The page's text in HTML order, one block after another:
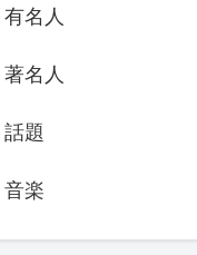
有名人
著名人
話題
音楽